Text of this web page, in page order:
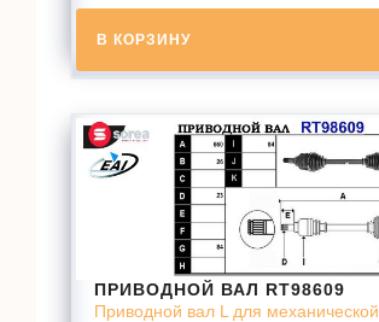
В КОРЗИНУ
ПРИВОДНОЙ ВАЛ RT98609
Приводной вал L для механической